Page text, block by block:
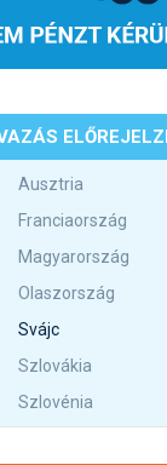
Ausztria
Franciaország
Magyarország
Olaszország
Svájc
Szlovákia
Szlovénia